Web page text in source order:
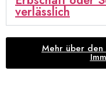
verlässlich
Mehr über den